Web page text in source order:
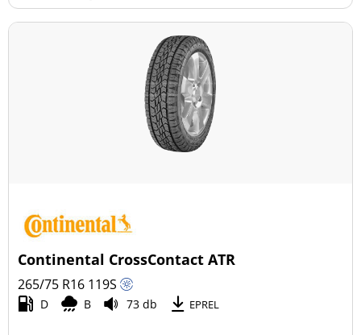
Ne dojezdové (11)
Continental CrossContact ATR
265/75 R16 119S
D B 73 db EPREL